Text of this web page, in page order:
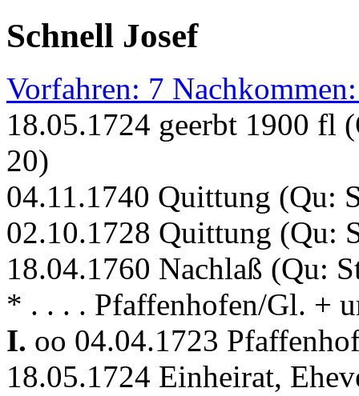
Schnell Josef
Vorfahren: 7
18.05.1724 geerbt 1900 fl
20)
04.11.1740 Quittung (Qu:
02.10.1728 Quittung (Qu:
18.04.1760 Nachlaß (Qu:
* . . . . Pfaffenhofen/Gl. +
I. oo 04.04.1723
18.05.1724 Einheirat,